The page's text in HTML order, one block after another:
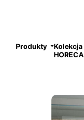
Produkty
Kolekcja
HORECA